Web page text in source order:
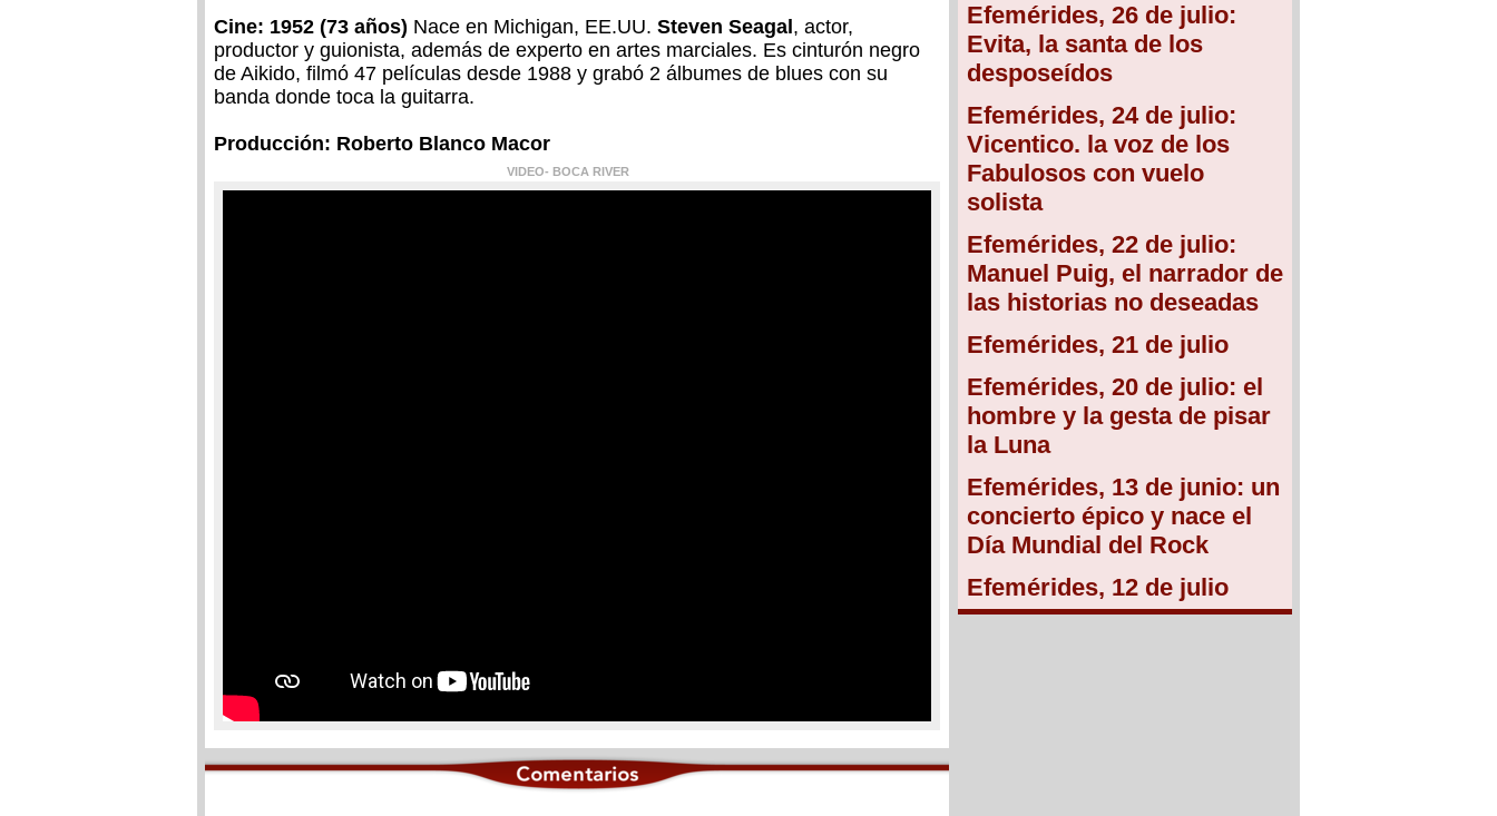
Efemérides, 26 de julio:
Evita, la santa de los
desposeídos
Efemérides, 24 de julio:
Vicentico. la voz de los
Fabulosos con vuelo
solista
Efemérides, 22 de julio:
Manuel Puig, el narrador de
las historias no deseadas
Efemérides, 21 de julio
Efemérides, 20 de julio: el
hombre y la gesta de pisar
la Luna
Efemérides, 13 de junio: un
concierto épico y nace el
Día Mundial del Rock
Efemérides, 12 de julio
Cine: 1952 (73 años) Nace en Michigan, EE.UU. Steven Seagal , actor,
productor y guionista, además de experto en artes marciales. Es cinturón negro
de Aikido, filmó 47 películas desde 1988 y grabó 2 álbumes de blues con su
banda donde toca la guitarra.
Producción: Roberto Blanco Macor
VIDEO- BOCA RIVER